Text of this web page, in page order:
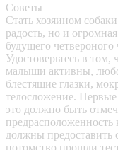
Советы
Стать хозяином
радость, но и
будущего четвероного
Удостоверьтесь в
малыши активны,
блестящие глазки,
телосложение.
это должно быть
должны предоставить